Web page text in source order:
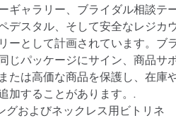
ギャラリー、ブライダル相談テ
デスタル、そして安全なレジカ
ーとして計画されています。ブ
じパッケージにサイン、商品サ
たは高価な商品を保護し、在庫
加することがあります。.
グおよびネックレス用ビトリネ